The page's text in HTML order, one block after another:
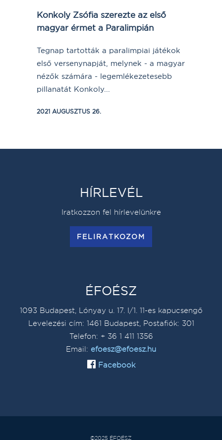
Konkoly Zsófia szerezte az első
magyar érmet a Paralimpián
Tegnap tartották a paralimpiai játékok
első versenynapját, melynek - a magyar
nézők számára - legemlékezetesebb
pillanatát Konkoly...
2021 AUGUSZTUS 26.
HÍRLEVÉL
Iratkozzon fel hírlevelünkre
FELIRATKOZOM
ÉFOÉSZ
1093 Budapest, Lónyay u. 17. I/1. 11-es kapucsengő
Levelezési cím: 1461 Budapest, Postafiók: 301
Telefon: + 36 1 411 1356
Email: efoesz@efoesz.hu
Facebook
©2025 ÉFOÉSZ